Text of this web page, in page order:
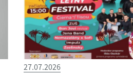
27.07.2026